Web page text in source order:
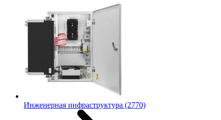
Инженерная инфраструктура (2770)